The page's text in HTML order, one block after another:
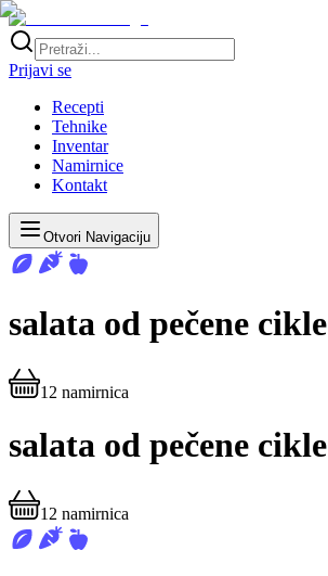
Prijavi se
Recepti
Tehnike
Inventar
Namirnice
Kontakt
Otvori Navigaciju
salata od pečene cikle
12 namirnica
salata od pečene cikle
12 namirnica